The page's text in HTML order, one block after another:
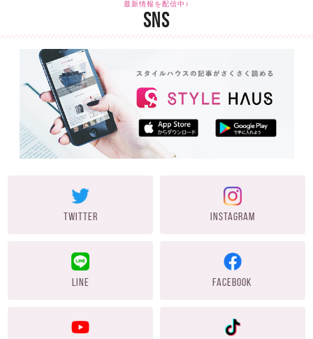
最新情報を配信中♪
SNS
TWITTER INSTAGRAM
LINE FACEBOOK